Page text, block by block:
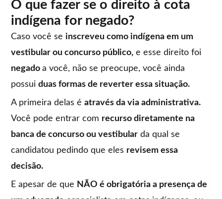
O que fazer se o direito à cota
indígena for negado?
Caso você se inscreveu como indígena em um
vestibular ou concurso público, e esse direito foi
negadoa você, não se preocupe, você ainda
possuiduas formas de reverter essa situação.
A primeira delas éatravés da via administrativa.
Você pode entrar com recurso diretamente na
banca de concurso ou vestibular da qual se
candidatou pedindo que eles revisem essa
decisão.
E apesar de que NÃO é obrigatória a presença de